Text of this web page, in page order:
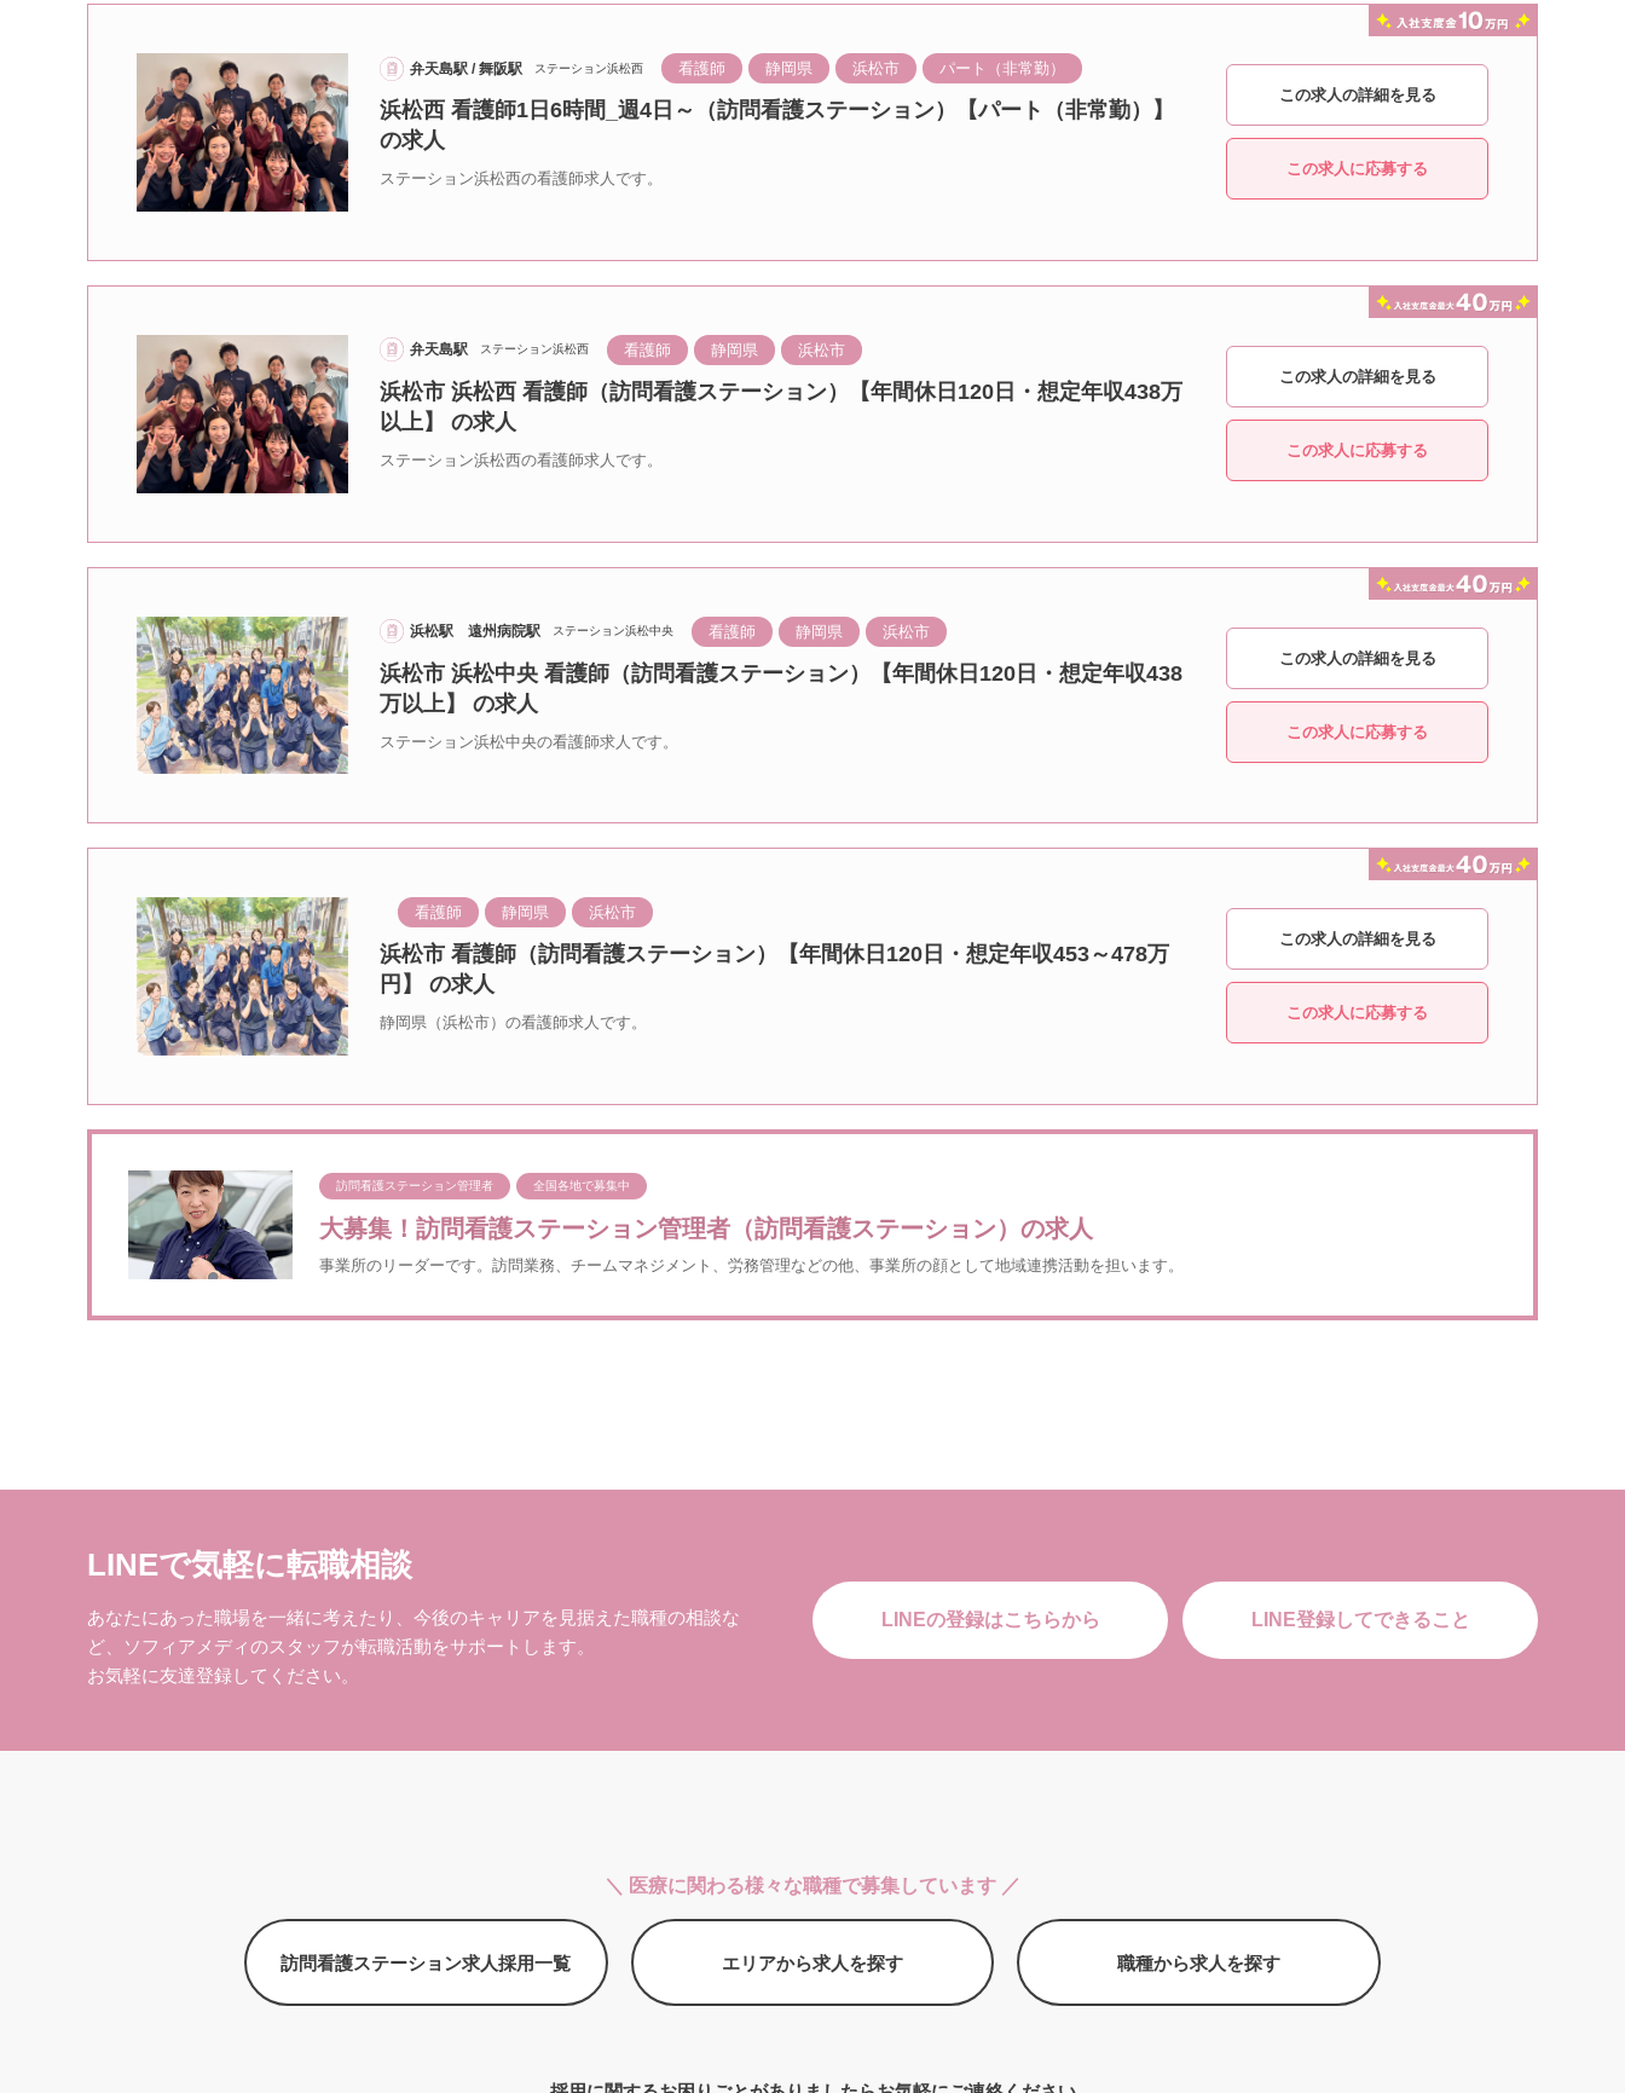
弁天島駅 / 舞阪駅 ステーション浜松西 看護師 静岡県 浜松市 パート（非常勤）
浜松西 看護師1日6時間_週4日～（訪問看護ステーション）【パート（非常勤）】
の求人
ステーション浜松西の看護師求人です。
この求人の詳細を見る
この求人に応募する
弁天島駅 ステーション浜松西 看護師 静岡県 浜松市
浜松市 浜松西 看護師（訪問看護ステーション）【年間休日120日・想定年収438万
以上】 の求人
ステーション浜松西の看護師求人です。
この求人の詳細を見る
この求人に応募する
浜松駅 遠州病院駅 ステーション浜松中央 看護師 静岡県 浜松市
浜松市 浜松中央 看護師（訪問看護ステーション）【年間休日120日・想定年収438
万以上】 の求人
ステーション浜松中央の看護師求人です。
この求人の詳細を見る
この求人に応募する
看護師 静岡県 浜松市
浜松市 看護師（訪問看護ステーション）【年間休日120日・想定年収453～478万
円】 の求人
静岡県（浜松市）の看護師求人です。
この求人の詳細を見る
この求人に応募する
訪問看護ステーション管理者 全国各地で募集中
大募集！訪問看護ステーション管理者（訪問看護ステーション）の求人
事業所のリーダーです。訪問業務、チームマネジメント、労務管理などの他、事業所の顔として地域連携活動を担います。
LINEで気軽に転職相談
あなたにあった職場を一緒に考えたり、今後のキャリアを見据えた職種の相談な
ど、ソフィアメディのスタッフが転職活動をサポートします。
お気軽に友達登録してください。
LINEの登録はこちらから LINE登録してできること
＼ 医療に関わる様々な職種で募集しています ／
訪問看護ステーション求人採用一覧 エリアから求人を探す 職種から求人を探す